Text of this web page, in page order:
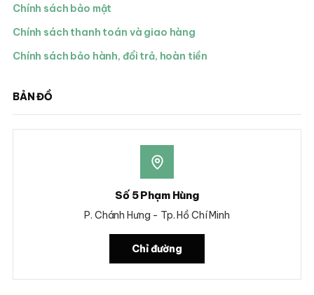
Chính sách bảo mật
Chính sách thanh toán và giao hàng
Chính sách bảo hành, đổi trả, hoàn tiền
BẢN ĐỒ
Số 5 Phạm Hùng
P. Chánh Hưng - Tp. Hồ Chí Minh
Chỉ đường